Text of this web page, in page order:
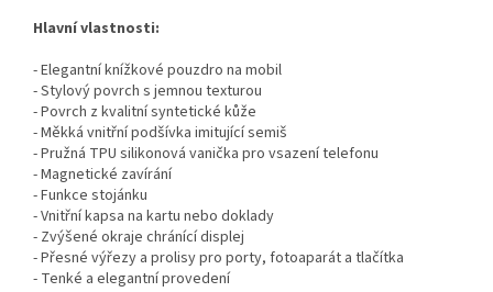
Hlavní vlastnosti:
- Elegantní knížkové pouzdro na mobil
- Stylový povrch s jemnou texturou
- Povrch z kvalitní syntetické kůže
- Měkká vnitřní podšívka imitující semiš
- Pružná TPU silikonová vanička pro vsazení telefonu
- Magnetické zavírání
- Funkce stojánku
- Vnitřní kapsa na kartu nebo doklady
- Zvýšené okraje chránící displej
- Přesné výřezy a prolisy pro porty, fotoaparát a tlačítka
- Tenké a elegantní provedení